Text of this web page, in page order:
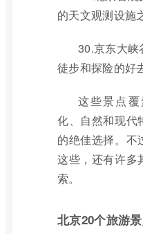
的天文观测设施
30.京东大峡
徒步和探险的好
这些景点
化、自然和现代
的绝佳选择。不
这些，还有许多
索。
北京20个旅游